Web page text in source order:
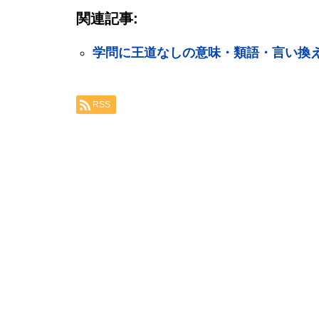
関連記事:
学問に王道なしの意味・類語・言い換
RSS